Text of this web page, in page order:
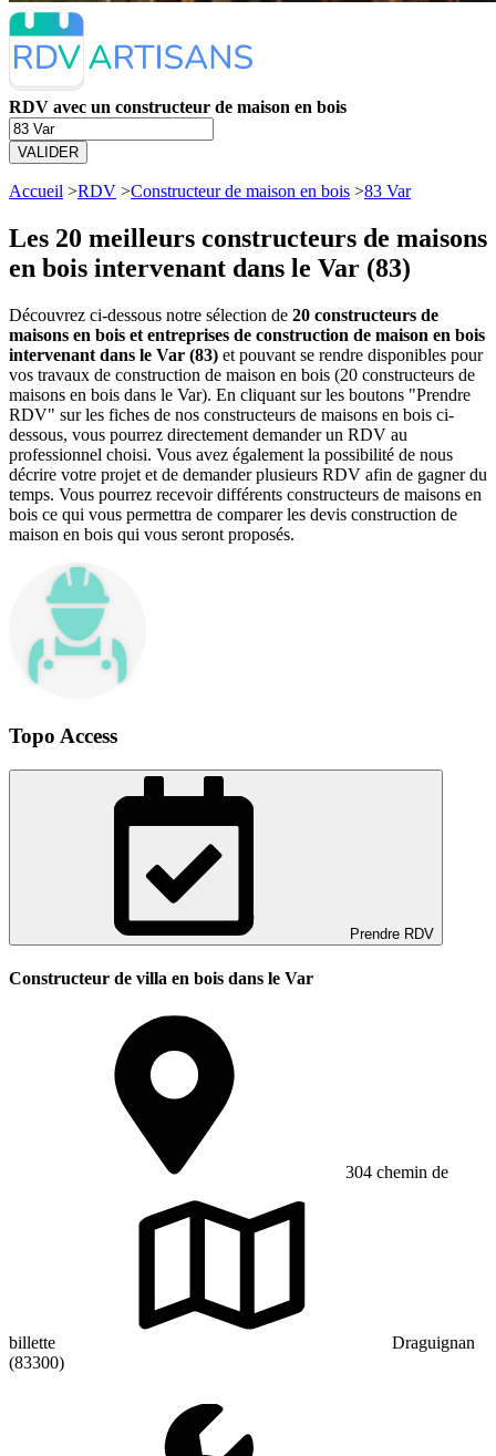
RDV avec un constructeur de maison en bois
VALIDER
Accueil >RDV >Constructeur de maison en bois >83 Var
Les 20 meilleurs constructeurs de maisons
en bois intervenant dans le Var (83)
Découvrez ci-dessous notre sélection de 20 constructeurs de
maisons en bois et entreprises de construction de maison en bois
intervenant dans le Var (83) et pouvant se rendre disponibles pour
vos travaux de construction de maison en bois (20 constructeurs de
maisons en bois dans le Var). En cliquant sur les boutons "Prendre
RDV" sur les fiches de nos constructeurs de maisons en bois ci-
dessous, vous pourrez directement demander un RDV au
professionnel choisi. Vous avez également la possibilité de nous
décrire votre projet et de demander plusieurs RDV afin de gagner du
temps. Vous pourrez recevoir différents constructeurs de maisons en
bois ce qui vous permettra de comparer les devis construction de
maison en bois qui vous seront proposés.
Topo Access
Prendre RDV
Constructeur de villa en bois dans le Var
304 chemin de
billette
Draguignan
(83300)